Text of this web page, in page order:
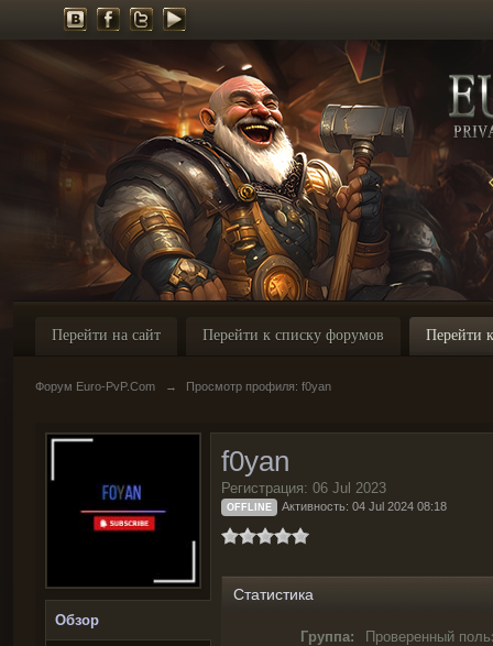
Перейти на сайт Перейти к списку форумов Перейти
Форум Euro-PvP.Com → Просмотр профиля: f0yan
Обзор
f0yan
Регистрация: 06 Jul 2023
OFFLINE Активность: 04 Jul 2024 08:18
Статистика
Группа:
Проверенный